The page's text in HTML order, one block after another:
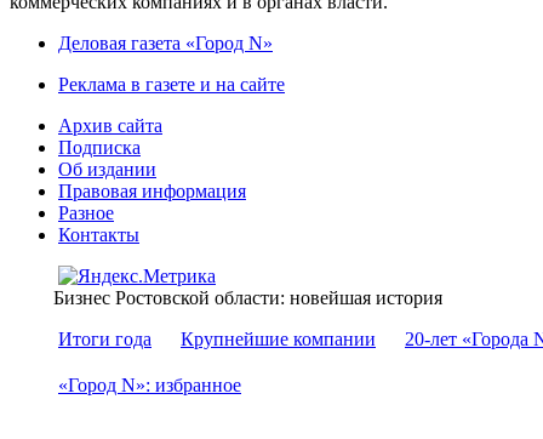
Деловая газета «Город N»
Реклама в газете и на сайте
Архив сайта
Подписка
Об издании
Правовая информация
Разное
Контакты
Бизнес Ростовской области: новейшая история
Итоги года
Крупнейшие компании 20-лет «Города
«Город N»: избранное